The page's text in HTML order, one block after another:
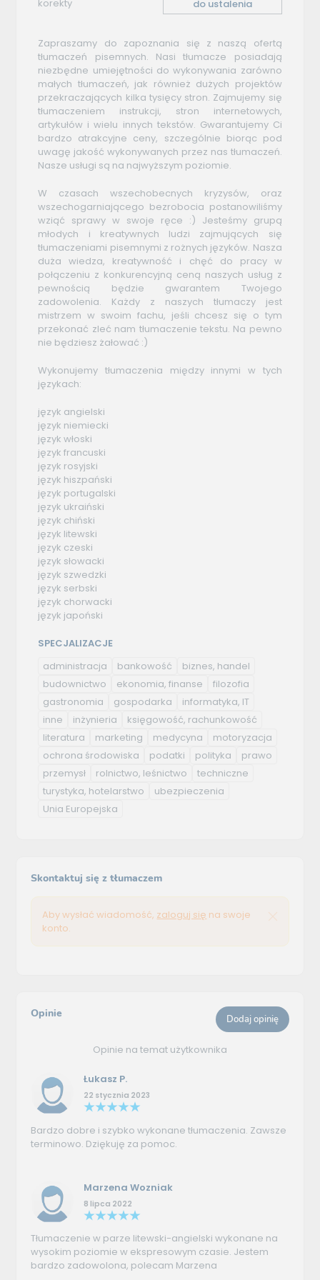
korekty do ustalenia
Zapraszamy do zapoznania się z naszą ofertą
tłumaczeń pisemnych. Nasi tłumacze posiadają
niezbędne umiejętności do wykonywania zarówno
małych tłumaczeń, jak również dużych projektów
przekraczających kilka tysięcy stron. Zajmujemy się
tłumaczeniem instrukcji, stron internetowych,
artykułów i wielu innych tekstów. Gwarantujemy Ci
bardzo atrakcyjne ceny, szczególnie biorąc pod
uwagę jakość wykonywanych przez nas tłumaczeń.
Nasze usługi są na najwyższym poziomie.
W czasach wszechobecnych kryzysów, oraz
wszechogarniającego bezrobocia postanowiliśmy
wziąć sprawy w swoje ręce :) Jesteśmy grupą
młodych i kreatywnych ludzi zajmujących się
tłumaczeniami pisemnymi z rożnych języków. Nasza
duża wiedza, kreatywność i chęć do pracy w
połączeniu z konkurencyjną ceną naszych usług z
pewnością będzie gwarantem Twojego
zadowolenia. Każdy z naszych tłumaczy jest
mistrzem w swoim fachu, jeśli chcesz się o tym
przekonać zleć nam tłumaczenie tekstu. Na pewno
nie będziesz żałować :)
Wykonujemy tłumaczenia między innymi w tych
językach:
język angielski
język niemiecki
język włoski
język francuski
język rosyjski
język hiszpański
język portugalski
język ukraiński
język chiński
język litewski
język czeski
język słowacki
język szwedzki
język serbski
język chorwacki
język japoński
SPECJALIZACJE
administracja
bankowość
biznes, handel
budownictwo
ekonomia, finanse
filozofia
gastronomia
gospodarka
informatyka, IT
inne
inżynieria
księgowość, rachunkowość
literatura
marketing medycyna
motoryzacja
ochrona środowiska
podatki polityka
prawo
przemysł
rolnictwo, leśnictwo
techniczne
turystyka, hotelarstwo
ubezpieczenia
Unia Europejska
Skontaktuj się z tłumaczem
Aby wysłać wiadomość, zaloguj się na swoje
konto.
Opinie Dodaj opinię
Opinie na temat użytkownika
Łukasz P.
22 stycznia 2023
Bardzo dobre i szybko wykonane tłumaczenia. Zawsze
terminowo. Dziękuję za pomoc.
Marzena Wozniak
8 lipca 2022
Tłumaczenie w parze litewski-angielski wykonane na
wysokim poziomie w ekspresowym czasie. Jestem
bardzo zadowolona, polecam Marzena